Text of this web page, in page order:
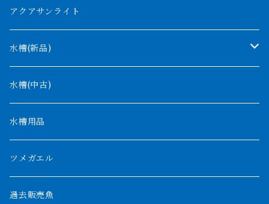
コンゴ
タンガニーカ
ウィークシー
モケレンベンベ
デルヘッジ
ザイールグリーン
パルマス
ポーリー
セネガルス
アクアサンライト
水槽(新品)
1200mm以下
1500mm
1800mm
2000mm以上
水槽(中古)
水槽用品
ツメガエル
過去販売魚